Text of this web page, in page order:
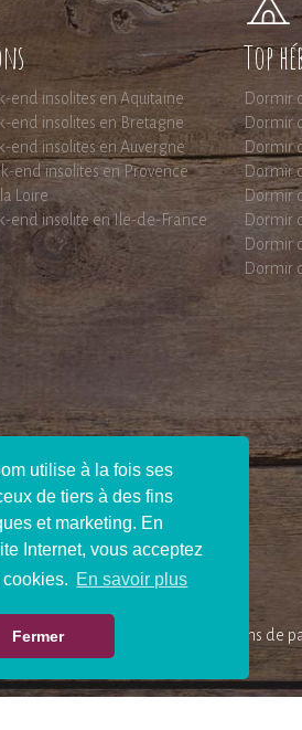
utilise à la fois ses
de tiers à des fins
et marketing. En
Internet, vous acceptez
En savoir plus
Fermer